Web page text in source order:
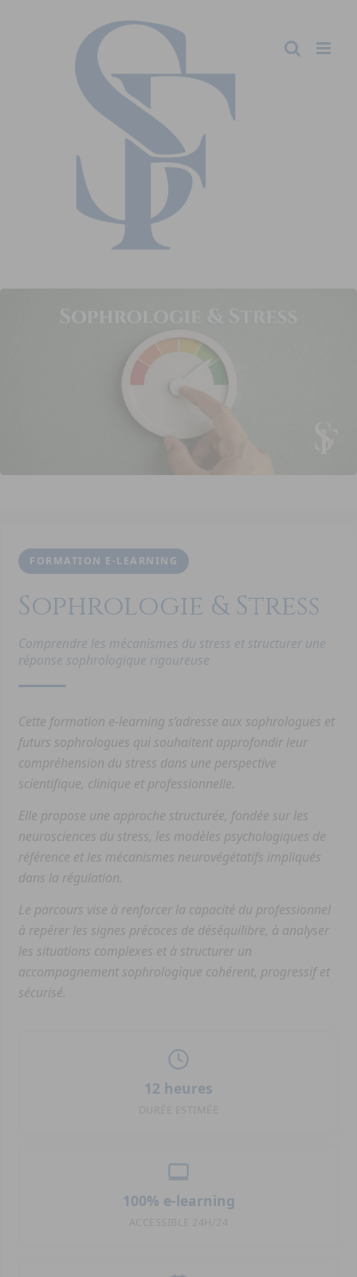
FORMATION E-LEARNING
Sophrologie & Stress
Comprendre les mécanismes du stress et structurer une
réponse sophrologique rigoureuse
Cette formation e-learning s’adresse aux sophrologues et
futurs sophrologues qui souhaitent approfondir leur
compréhension du stress dans une perspective
scientifique, clinique et professionnelle.
Elle propose une approche structurée, fondée sur les
neurosciences du stress, les modèles psychologiques de
référence et les mécanismes neurovégétatifs impliqués
dans la régulation.
Le parcours vise à renforcer la capacité du professionnel
à repérer les signes précoces de déséquilibre, à analyser
les situations complexes et à structurer un
accompagnement sophrologique cohérent, progressif et
sécurisé.
12 heures
100% e-learning